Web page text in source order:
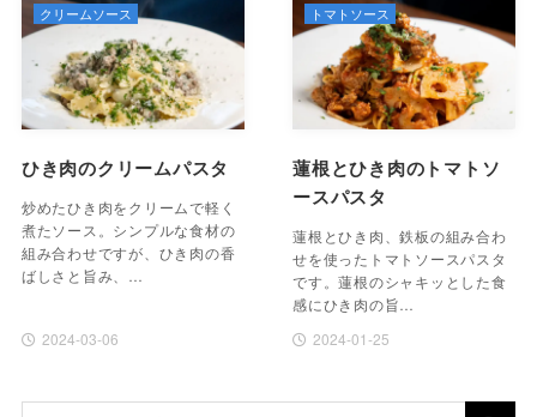
ひき肉のクリームパスタ
炒めたひき肉をクリームで軽く
煮たソース。シンプルな食材の
組み合わせですが、ひき肉の香
ばしさと旨み、…
2024-03-06
クリームソース
蓮根とひき肉のトマトソ
ースパスタ
蓮根とひき肉、鉄板の組み合わ
せを使ったトマトソースパスタ
です。蓮根のシャキッとした食
感にひき肉の旨…
2024-01-25
トマトソース